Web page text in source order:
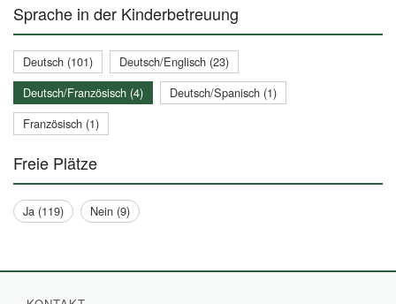
Sprache in der Kinderbetreuung
Deutsch (101)
Deutsch/Englisch (23)
Deutsch/Französisch (4)
Deutsch/Spanisch (1)
Französisch (1)
Freie Plätze
Ja (119) Nein (9)